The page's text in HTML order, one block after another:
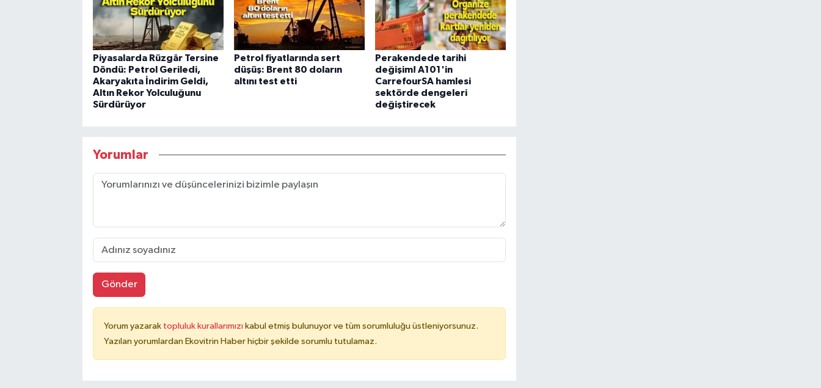
Piyasalarda Rüzgâr Tersine
Döndü: Petrol Geriledi,
Akaryakıta İndirim Geldi,
Altın Rekor Yolculuğunu
Sürdürüyor
Petrol fiyatlarında sert
düşüş: Brent 80 doların
altını test etti
Perakendede tarihi
değişim! A101'in
CarrefourSA hamlesi
sektörde dengeleri
değiştirecek
Yorumlar
Gönder
Yorum yazarak topluluk kurallarımızı kabul etmiş bulunuyor ve tüm sorumluluğu üstleniyorsunuz.
Yazılan yorumlardan Ekovitrin Haber hiçbir şekilde sorumlu tutulamaz.